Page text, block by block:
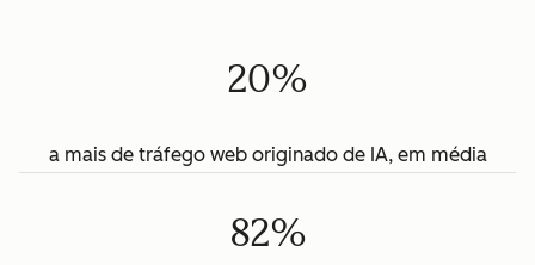
20%
a mais de tráfego web originado de IA, em média
82%